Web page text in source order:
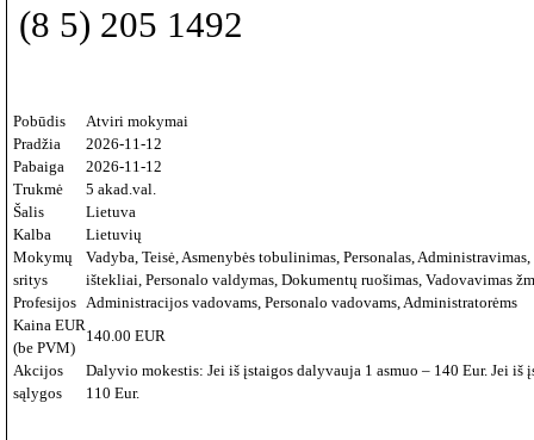
(8 5) 205 1492
Pobūdis
Atviri mokymai
Pradžia
2026-11-12
Pabaiga
2026-11-12
Trukmė
5 akad.val.
Šalis
Lietuva
Kalba
Lietuvių
Mokymų
sritys
Vadyba, Teisė, Asmenybės tobulinimas, Personalas,
ištekliai, Personalo valdymas, Dokumentų ruošimas, Vadovavimas
Profesijos Administracijos vadovams, Personalo vadovams, Administratorėms
Kaina EUR
(be PVM)
140.00 EUR
Akcijos
sąlygos
Dalyvio mokestis: Jei iš įstaigos dalyvauja 1 asmuo – 140 Eur. Jei
110 Eur.